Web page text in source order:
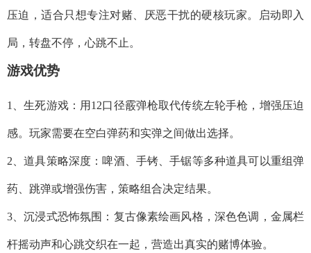
压迫，适合只想专注对赌、厌恶干扰的硬核玩家。启动即入
局，转盘不停，心跳不止。
游戏优势
1、生死游戏：用12口径霰弹枪取代传统左轮手枪，增强压迫
感。玩家需要在空白弹药和实弹之间做出选择。
2、道具策略深度：啤酒、手铐、手锯等多种道具可以重组弹
药、跳弹或增强伤害，策略组合决定结果。
3、沉浸式恐怖氛围：复古像素绘画风格，深色色调，金属栏
杆摇动声和心跳交织在一起，营造出真实的赌博体验。